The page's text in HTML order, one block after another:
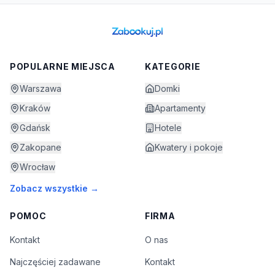
POPULARNE MIEJSCA
Warszawa
Kraków
Gdańsk
Zakopane
Wrocław
Zobacz wszystkie →
KATEGORIE
Domki
Apartamenty
Hotele
Kwatery i pokoje
POMOC
Kontakt
Najczęściej zadawane
FIRMA
O nas
Kontakt